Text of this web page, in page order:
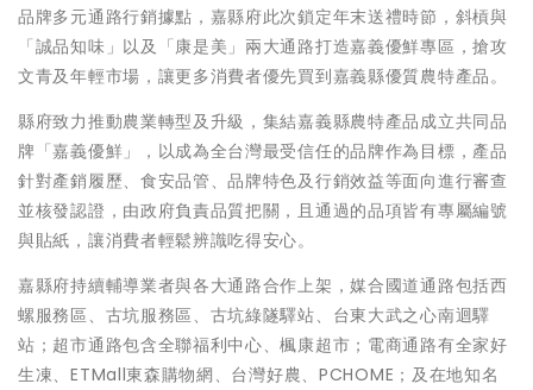
品牌多元通路行銷據點，嘉縣府此次鎖定年末送禮時節，斜槓與
「誠品知味」以及「康是美」兩大通路打造嘉義優鮮專區，搶攻
文青及年輕市場，讓更多消費者優先買到嘉義縣優質農特產品。
縣府致力推動農業轉型及升級，集結嘉義縣農特產品成立共同品
牌「嘉義優鮮」，以成為全台灣最受信任的品牌作為目標，產品
針對產銷履歷、食安品管、品牌特色及行銷效益等面向進行審查
並核發認證，由政府負責品質把關，且通過的品項皆有專屬編號
與貼紙，讓消費者輕鬆辨識吃得安心。
嘉縣府持續輔導業者與各大通路合作上架，媒合國道通路包括西
螺服務區、古坑服務區、古坑綠隧驛站、台東大武之心南迴驛
站；超市通路包含全聯福利中心、楓康超市；電商通路有全家好
生凍、ETMall東森購物網、台灣好農、PCHOME；及在地知名